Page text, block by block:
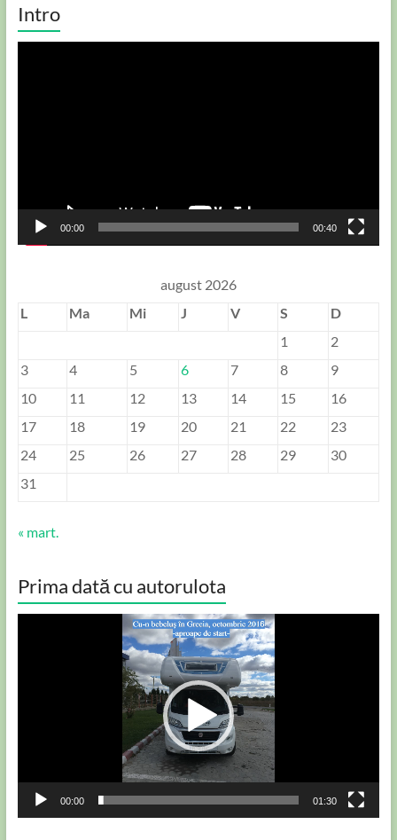
Intro
00:00 00:40
august 2026
L
Ma Mi J V S
D
1
2
3
4 5 6 7 8
9
10
11 12 13 14 15
16
17
18 19 20 21 22
23
24
25 26 27 28 29
30
31
« mart.
Prima dată cu autorulota
00:00 01:30